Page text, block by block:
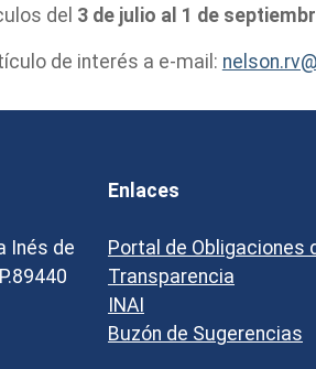
del 3 de julio al 1 de
de interés a e-mail:
Inés de
Enlaces
Portal de Obligaciones
Transparencia
INAI
Buzón de Sugerencias